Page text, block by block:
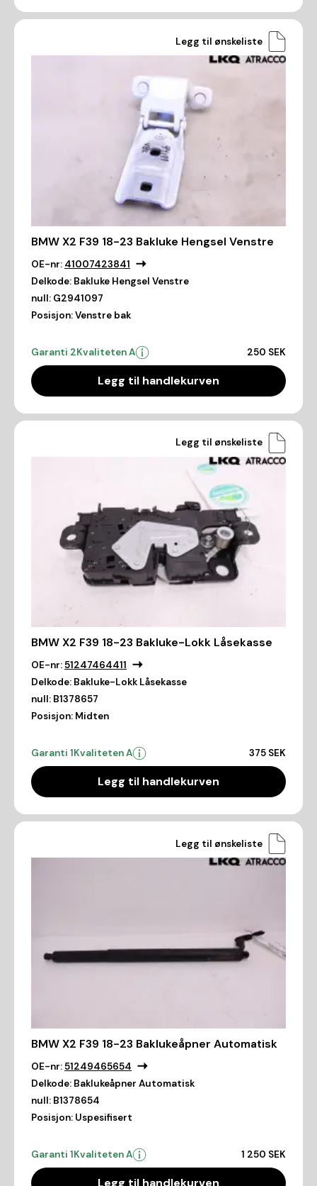
Legg til ønskeliste
BMW X2 F39 18-23 Bakluke Hengsel Venstre
OE-nr: 41007423841
Delkode: Bakluke Hengsel Venstre
null: G2941097
Posisjon:Venstre bak
Garanti 2Kvaliteten A 250 SEK
Legg til handlekurven
Legg til ønskeliste
BMW X2 F39 18-23 Bakluke-Lokk Låsekasse
OE-nr:51247464411
Delkode: Bakluke-Lokk Låsekasse
null: B1378657
Posisjon: Midten
Garanti 1Kvaliteten A 375 SEK
Legg til handlekurven
Legg til ønskeliste
BMW X2 F39 18-23 Baklukeåpner Automatisk
OE-nr:51249465654
Delkode: Baklukeåpner Automatisk
null: B1378654
Posisjon: Uspesifisert
Garanti 1Kvaliteten A 1 250 SEK
Legg til handlekurven